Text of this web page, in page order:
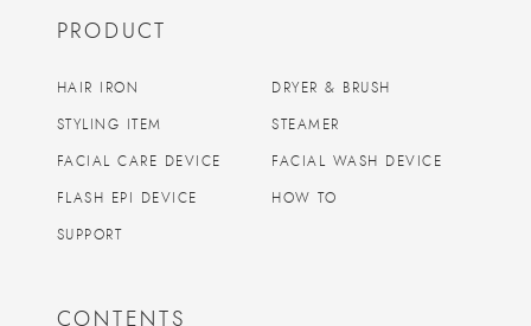
PRODUCT
HAIR IRON DRYER & BRUSH
STYLING ITEM STEAMER
FACIAL CARE DEVICE FACIAL WASH DEVICE
FLASH EPI DEVICE
SUPPORT
HOW TO
CONTENTS